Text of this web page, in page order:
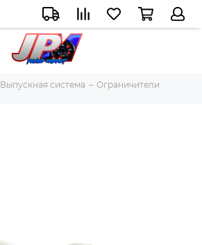
Выпускная система
Ограничители